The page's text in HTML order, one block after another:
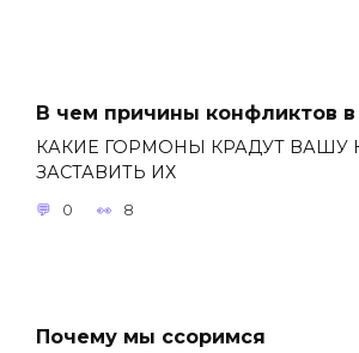
В чем причины конфликтов в
КАКИЕ ГОРМОНЫ КРАДУТ ВАШУ
ЗАСТАВИТЬ ИХ
0 8
Почему мы ссоримся